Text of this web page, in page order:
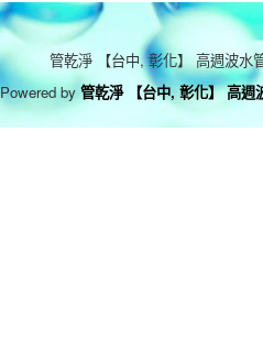
管乾淨 【台中, 彰化】 高週波水
Powered by 管乾淨 【台中, 彰化】 高週